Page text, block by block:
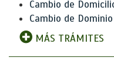
Cambio de
Cambio de Dominio
MÁS TRÁMITES